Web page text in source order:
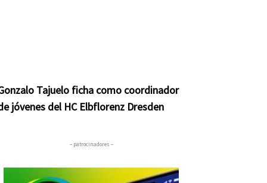
Tajuelo ficha como coordinador
jóvenes del HC Elbflorenz Dresden
– patrocinadores –